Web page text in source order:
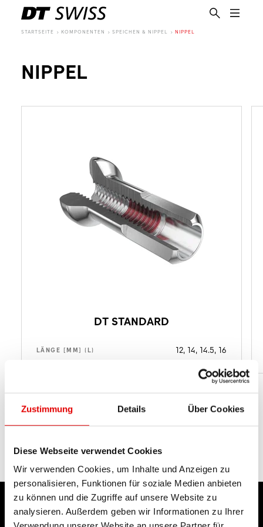
Zustimmung Details Über Cookies
Diese Webseite verwendet Cookies
Wir verwenden Cookies, um Inhalte und Anzeigen zu
personalisieren, Funktionen für soziale Medien anbieten
zu können und die Zugriffe auf unsere Website zu
analysieren. Außerdem geben wir Informationen zu Ihrer
STARTSEITE KOMPONENTEN SPEICHEN & NIPPEL NIPPEL
NIPPEL
DT STANDARD
LÄNGE [MM] (L) 12, 14, 14.5, 16